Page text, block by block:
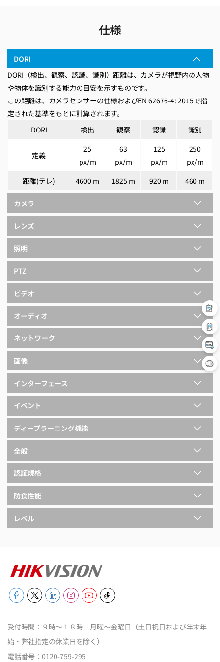
仕様
DORI
DORI（検出、観察、認識、識別）距離は、カメラが視野内の人物
や物体を識別する能力の目安を示すものです。
この距離は、カメラセンサーの仕様およびEN 62676-4: 2015で指
定された基準をもとに計算されます。
DORI
検出 観察 認識 識別
定義
25
px/m
63
px/m
125
px/m
250
px/m
距離(テレ)
4600 m 1825 m 920 m 460 m
カメラ
レンズ
照明
PTZ
ビデオ
オーディオ
ネットワーク
画像
インターフェース
イベント
ディープラーニング機能
全般
認証規格
防食性能
レベル
受付時間：９時～１８時 月曜～金曜日（土日祝日および年末年
始・弊社指定の休業日を除く）
電話番号： 0120-759-295